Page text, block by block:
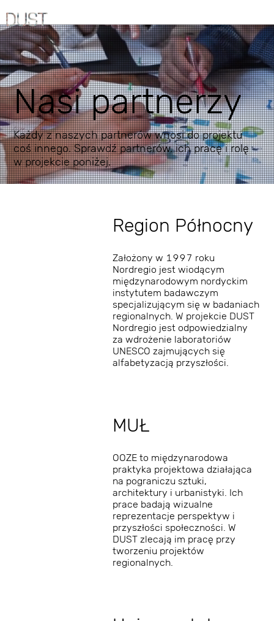
Nasi partnerzy
Każdy z naszych partnerów wnosi do projektu
coś innego. Sprawdź partnerów, ich pracę i rolę
w projekcie poniżej.
Region Północny
Założony w 1997 roku
Nordregio jest wiodącym
międzynarodowym nordyckim
instytutem badawczym
specjalizującym się w badaniach
regionalnych. W projekcie DUST
Nordregio jest odpowiedzialny
za wdrożenie laboratoriów
UNESCO zajmujących się
alfabetyzacją przyszłości.
MUŁ
​OOZE to międzynarodowa
praktyka projektowa działająca
na pograniczu sztuki,
architektury i urbanistyki. Ich
prace badają wizualne
reprezentacje perspektyw i
przyszłości społeczności. W
DUST zlecają im pracę przy
tworzeniu projektów
regionalnych.